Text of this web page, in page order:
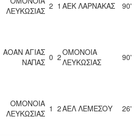
ΛΕΥΚΩΣΙΑΣ 2 1 ΑΕΚ ΛΑΡΝΑΚΑΣ 90'
ΑΟΑΝ ΑΓΙΑΣ
ΝΑΠΑΣ 0 2ΟΜΟΝΟΙΑ
ΛΕΥΚΩΣΙΑΣ
90'
ΟΜΟΝΟΙΑ
ΛΕΥΚΩΣΙΑΣ 1 2ΑΕΛ ΛΕΜΕΣΟΥ 26'